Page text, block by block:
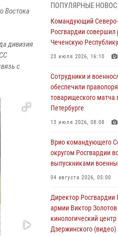
Востока
дивизия
с
На Дальнем Востоке
всероссийская акция
Росгвардией"
08 августа 2026, 00:00
Заместитель
полковник
военнослужащих и
Днем физкультурника
07 августа 2026, 21:01
«Росгвардия. Вехи
правопорядка
07 августа 2026, 15:28
В Башкортостане при
спецназа Росгвардии
противоправная
пропагандой
ПОПУЛЯРНЫЕ
Командующий
Росгвардии
Чеченскую Республику
23 июля 2026, 16:10
Сотрудники и
обеспечили
товарищеского матча
Петербурге
13 июля 2026, 08:08
Врио командующего
округом Росгвардии
выпускниками
04 августа 2026, 05:00
Директор Росгвардии
армии Виктор Золотов
кинологический
Дзержинского (видео)